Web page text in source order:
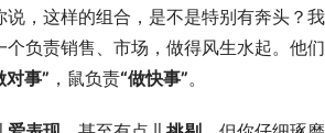
说，这样的组合，是不是特别有奔头？
负责销售、市场，做得风生水起。他
对事” ，鼠负责“做快事”。